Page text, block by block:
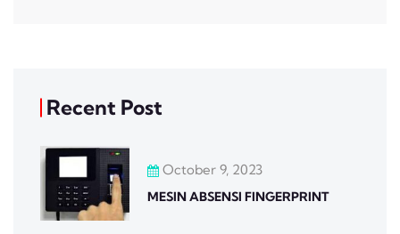
Recent Post
October 9, 2023
MESIN ABSENSI FINGERPRINT